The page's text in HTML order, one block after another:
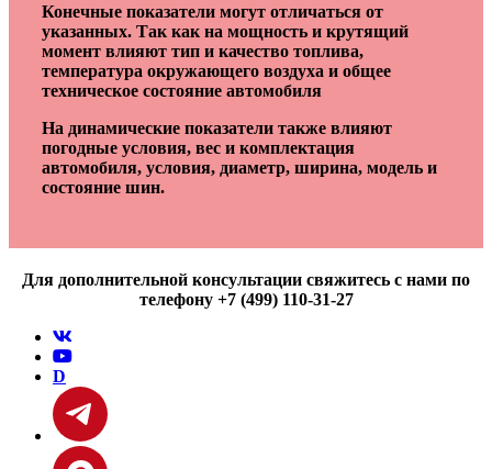
Конечные показатели могут отличаться от
указанных. Так как на мощность и крутящий
момент влияют тип и качество топлива,
температура окружающего воздуха и общее
техническое состояние автомобиля
На динамические показатели также влияют
погодные условия, вес и комплектация
автомобиля, условия, диаметр, ширина, модель и
состояние шин.
Для дополнительной консультации свяжитесь с нами по
телефону +7 (499) 110-31-27
D